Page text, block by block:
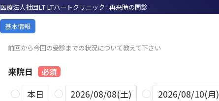
医療法人社団LT LTハートクリニック : 再来時の問診
基本情報
前回から今回の受診までの状況について教えて下さい
来院日 必須
本日 2026/08/08(土) 2026/08/10(月)